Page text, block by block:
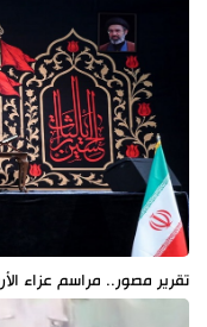
تقرير مصور.. مراسم عزاء